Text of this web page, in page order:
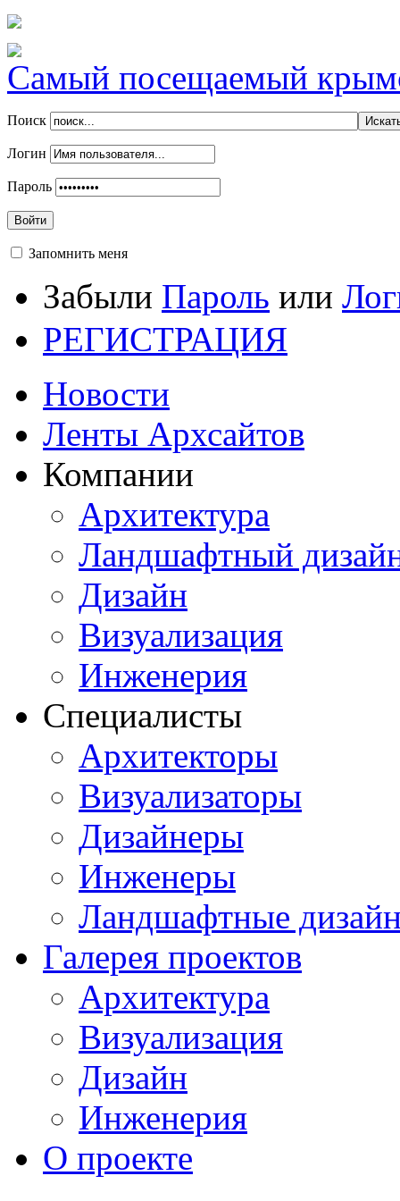
Самый посещаемый
Поиск
Логин
Пароль
Войти
Запомнить меня
Забыли Пароль или
РЕГИСТРАЦИЯ
Новости
Ленты Архсайтов
Компании
Архитектура
Ландшафтный
Дизайн
Визуализация
Инженерия
Специалисты
Архитекторы
Визуализаторы
Дизайнеры
Инженеры
Ландшафтные
Галерея проектов
Архитектура
Визуализация
Дизайн
Инженерия
О проекте